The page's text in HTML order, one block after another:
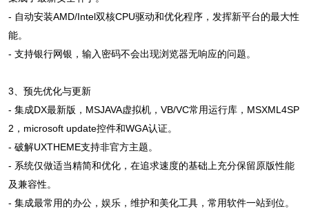
- 自动安装AMD/Intel双核CPU驱动和优化程序，发挥新平台的最大性
能。
- 支持银行网银，输入密码不会出现浏览器无响应的问题。
3、预先优化与更新
- 集成DX最新版，MSJAVA虚拟机，VB/VC常用运行库，MSXML4SP
2，microsoft update控件和WGA认证。
- 破解UXTHEME支持非官方主题。
- 系统仅做适当精简和优化，在追求速度的基础上充分保留原版性能
及兼容性。
- 集成最常用的办公，娱乐，维护和美化工具，常用软件一站到位。